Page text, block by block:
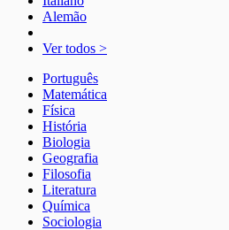
Alemão
Ver todos >
Português
Matemática
Física
História
Biologia
Geografia
Filosofia
Literatura
Química
Sociologia